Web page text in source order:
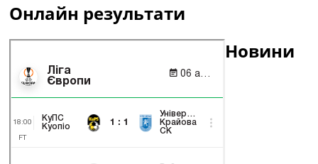
Онлайн результати
Новини